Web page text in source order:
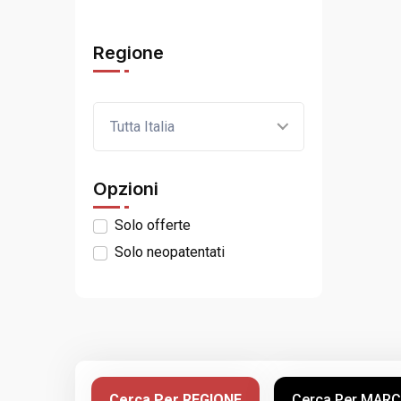
Regione
Tutta Italia
Opzioni
Solo offerte
Solo neopatentati